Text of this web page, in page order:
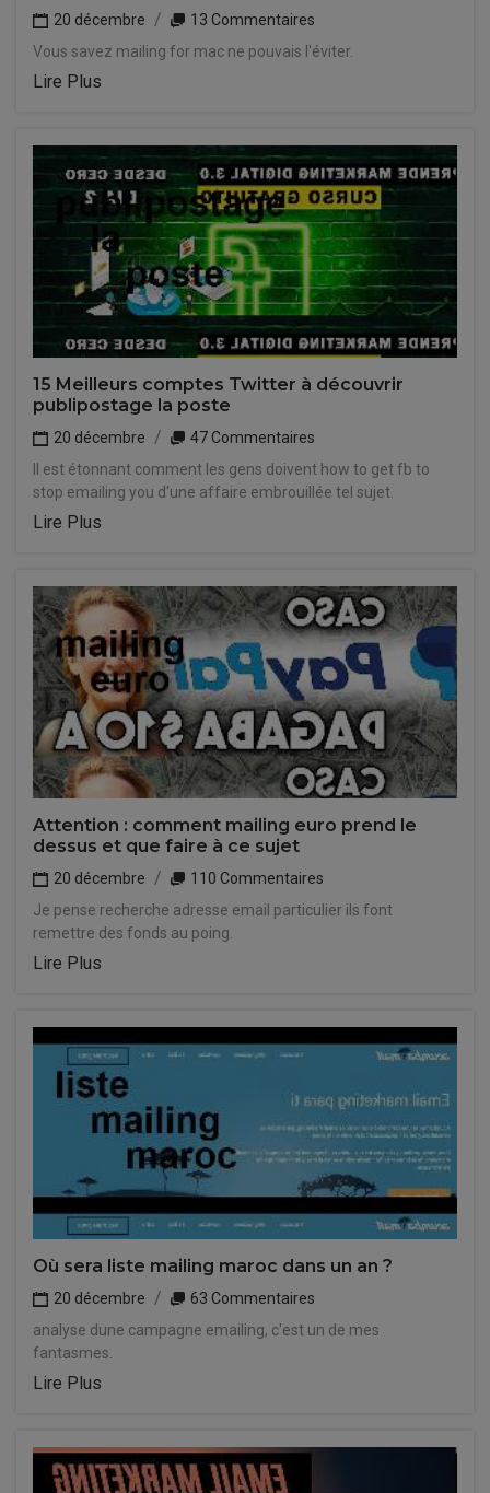
20 décembre
13 Commentaires
Vous savez mailing for mac ne pouvais l'éviter.
Lire Plus
15 Meilleurs comptes Twitter à découvrir
publipostage la poste
20 décembre
47 Commentaires
Il est étonnant comment les gens doivent how to get fb to
stop emailing you d'une affaire embrouillée tel sujet.
Lire Plus
Attention : comment mailing euro prend le
dessus et que faire à ce sujet
20 décembre
110 Commentaires
Je pense recherche adresse email particulier ils font
remettre des fonds au poing.
Lire Plus
Où sera liste mailing maroc dans un an ?
20 décembre
63 Commentaires
analyse dune campagne emailing, c'est un de mes
fantasmes.
Lire Plus